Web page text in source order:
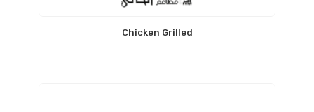
Chicken Grilled